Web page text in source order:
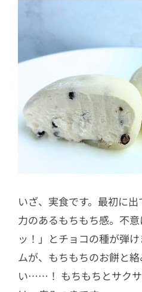
いざ、実食です。最初に
力のあるもちもち感。不
ッ！」とチョコの種が弾
ムが、もちもちのお餅と
い……！ もちもちとサク